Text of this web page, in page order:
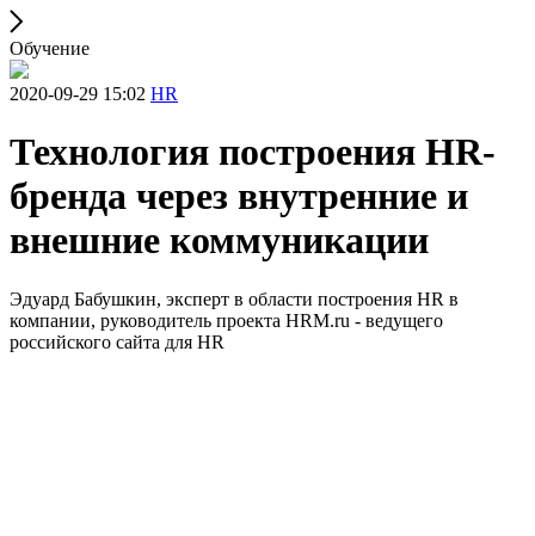
Обучение
2020-09-29 15:02 HR
Технология построения HR-
бренда через внутренние и
внешние коммуникации
Эдуард Бабушкин, эксперт в области построения HR в
компании, руководитель проекта HRM.ru - ведущего
российского сайта для HR